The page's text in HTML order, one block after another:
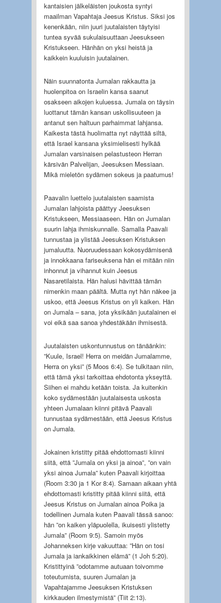
kantaisien jälkeläisten joukosta syntyi
maailman Vapahtaja Jeesus Kristus. Siksi jos
kenenkään, niin juuri juutalaisten täytyisi
tuntea syvää sukulaisuuttaan Jeesukseen
Kristukseen. Hänhän on yksi heistä ja
kaikkein kuuluisin juutalainen.
Näin suunnatonta Jumalan rakkautta ja
huolenpitoa on Israelin kansa saanut
osakseen aikojen kuluessa. Jumala on täysin
luottanut tämän kansan uskollisuuteen ja
antanut sen haltuun parhaimmat lahjansa.
Kaikesta tästä huolimatta nyt näyttää siltä,
että Israel kansana yksimielisesti hylkää
Jumalan varsinaisen pelastusteon Herran
kärsivän Palvelijan, Jeesuksen Messiaan.
Mikä mieletön sydämen sokeus ja paatumus!
Paavalin luettelo juutalaisten saamista
Jumalan lahjoista päättyy Jeesuksen
Kristukseen, Messiaaseen. Hän on Jumalan
suurin lahja ihmiskunnalle. Samalla Paavali
tunnustaa ja ylistää Jeesuksen Kristuksen
jumaluutta. Nuoruudessaan kokosydämisenä
ja innokkaana fariseuksena hän ei mitään niin
inhonnut ja vihannut kuin Jeesus
Nasaretilaista. Hän halusi hävittää tämän
nimenkin maan päältä. Mutta nyt hän näkee ja
uskoo, että Jeesus Kristus on yli kaiken. Hän
on Jumala – sana, jota yksikään juutalainen ei
voi eikä saa sanoa yhdestäkään ihmisestä.
Juutalaisten uskontunnustus on tänäänkin:
”Kuule, Israel! Herra on meidän Jumalamme,
Herra on yksi” (5 Moos 6:4). Se tulkitaan niin,
että tämä yksi tarkoittaa ehdotonta ykseyttä.
Siihen ei mahdu ketään toista. Ja kuitenkin
koko sydämestään juutalaisesta uskosta
yhteen Jumalaan kiinni pitävä Paavali
tunnustaa sydämestään, että Jeesus Kristus
on Jumala.
Jokainen kristitty pitää ehdottomasti kiinni
siitä, että ”Jumala on yksi ja ainoa”, ”on vain
yksi ainoa Jumala” kuten Paavali kirjoittaa
(Room 3:30 ja 1 Kor 8:4). Samaan aikaan yhtä
ehdottomasti kristitty pitää kiinni siitä, että
Jeesus Kristus on Jumalan ainoa Poika ja
todellinen Jumala kuten Paavali tässä sanoo:
hän ”on kaiken yläpuolella, ikuisesti ylistetty
Jumala” (Room 9:5). Samoin myös
Johanneksen kirje vakuuttaa: ”Hän on tosi
Jumala ja iankaikkinen elämä” (1 Joh 5:20).
Kristittyinä ”odotamme autuaan toivomme
toteutumista, suuren Jumalan ja
Vapahtajamme Jeesuksen Kristuksen
kirkkauden ilmestymistä” (Tiit 2:13).